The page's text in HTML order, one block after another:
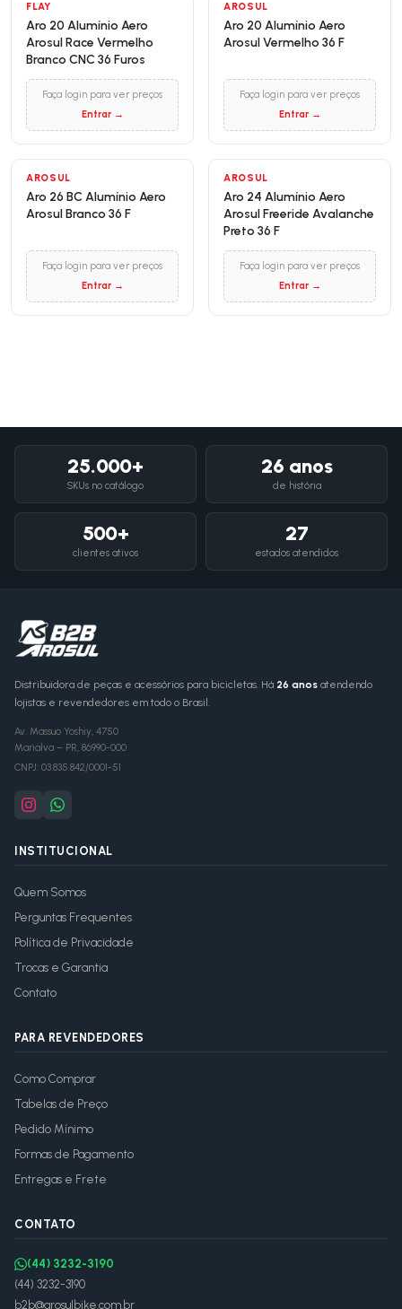
FLAY
Aro 20 Alumínio Aero
Arosul Race Vermelho
Branco CNC 36 Furos
Faça login para ver preços
Entrar →
AROSUL
Aro 20 Alumínio Aero
Arosul Vermelho 36 F
Faça login para ver preços
Entrar →
AROSUL
Aro 26 BC Alumínio Aero
Arosul Branco 36 F
Faça login para ver preços
Entrar →
AROSUL
Aro 24 Alumínio Aero
Arosul Freeride Avalanche
Preto 36 F
Faça login para ver preços
Entrar →
25.000+
SKUs no catálogo
26 anos
de história
500+
clientes ativos
27
estados atendidos
Distribuidora de peças e acessórios para bicicletas. Há 26 anos atendendo
lojistas e revendedores em todo o Brasil.
Av. Massuo Yoshiy, 4750
Marialva – PR, 86990-000
CNPJ: 03.835.842/0001-51
INSTITUCIONAL
Quem Somos
Perguntas Frequentes
Política de Privacidade
Trocas e Garantia
Contato
PARA REVENDEDORES
Como Comprar
Tabelas de Preço
Pedido Mínimo
Formas de Pagamento
Entregas e Frete
CONTATO
(44) 3232-3190
(44) 3232-3190
b2b@arosulbike.com.br